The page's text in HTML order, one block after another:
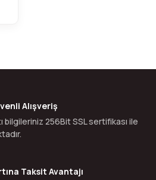
Alışveriş
bilgileriniz 256Bit SSL sertifikası ile
Taksit Avantajı